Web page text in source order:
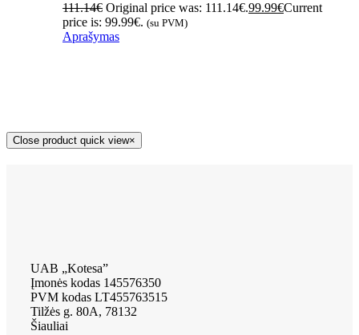
111.14€ Original price was: 111.14€.99.99€Current
price is: 99.99€. (su PVM)
Aprašymas
Close product quick view×
UAB „Kotesa”
Įmonės kodas 145576350
PVM kodas LT455763515
Tilžės g. 80A, 78132
Šiauliai